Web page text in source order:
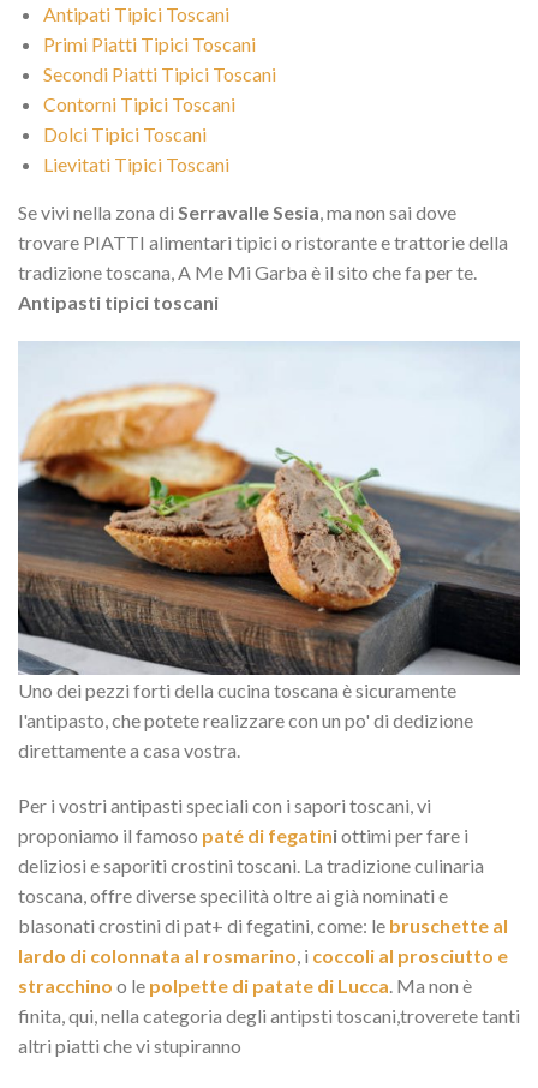
Antipati Tipici Toscani
Primi Piatti Tipici Toscani
Secondi Piatti Tipici Toscani
Contorni Tipici Toscani
Dolci Tipici Toscani
Lievitati Tipici Toscani
Se vivi nella zona di Serravalle Sesia , ma non sai dove
trovare PIATTI alimentari tipici o ristorante e trattorie della
tradizione toscana, A Me Mi Garba è il sito che fa per te.
Antipasti tipici toscani
Uno dei pezzi forti della cucina toscana è sicuramente
l'antipasto, che potete realizzare con un po' di dedizione
direttamente a casa vostra.
Per i vostri antipasti speciali con i sapori toscani, vi
proponiamo il famoso paté di fegatiniottimi per fare i
deliziosi e saporiti crostini toscani. La tradizione culinaria
toscana, offre diverse specilità oltre ai già nominati e
blasonati crostini di pat+ di fegatini, come: le bruschette al
lardo di colonnata al rosmarino, i coccoli al prosciutto e
stracchino o le polpette di patate di Lucca. Ma non è
finita, qui, nella categoria degli antipsti toscani,troverete tanti
altri piatti che vi stupiranno